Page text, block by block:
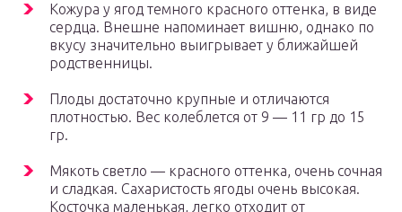
Кожура у ягод темного красного оттенка, в виде
сердца. Внешне напоминает вишню, однако по
вкусу значительно выигрывает у ближайшей
родственницы.
Плоды достаточно крупные и отличаются
плотностью. Вес колеблется от 9 — 11 гр до 15
гр.
Мякоть светло — красного оттенка, очень сочная
и сладкая. Сахаристость ягоды очень высокая.
Косточка маленькая, легко отходит от